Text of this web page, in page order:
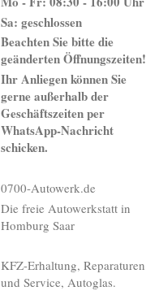
Sa: geschlossen
Beachten Sie bitte die
geänderten Öffnungszeiten!
Ihr Anliegen könnenSie
gerne außerhalb der
Geschäftszeiten per
WhatsApp-Nachricht
schicken.
0700-Autowerk.de
Die freie Autowerkstatt in
Homburg Saar
KFZ-Erhaltung, Reparaturen
und Service, Autoglas.